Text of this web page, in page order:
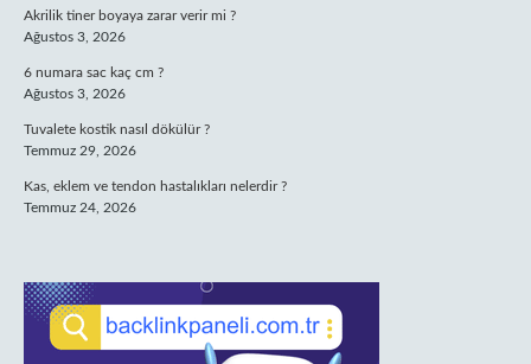
Akrilik tiner boyaya zarar verir mi ?
Ağustos 3, 2026
6 numara sac kaç cm ?
Ağustos 3, 2026
Tuvalete kostik nasıl dökülür ?
Temmuz 29, 2026
Kas, eklem ve tendon hastalıkları nelerdir ?
Temmuz 24, 2026